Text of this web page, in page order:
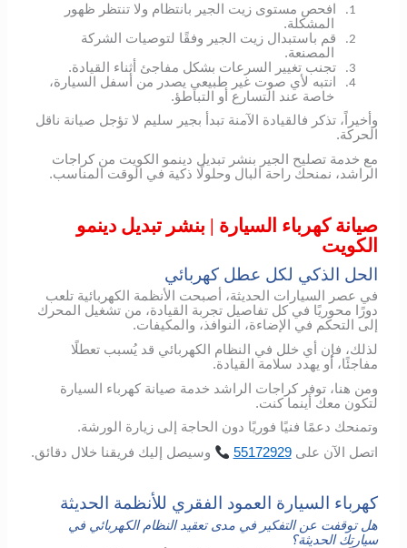
1.
افحص مستوى زيت الجير بانتظام ولا تنتظر ظهور
المشكلة.
2.
قم باستبدال زيت الجير وفقًا لتوصيات الشركة
المصنعة.
3. تجنب تغيير السرعات بشكل مفاجئ أثناء القيادة.
4.
انتبه لأي صوت غير طبيعي يصدر من أسفل السيارة،
خاصة عند التسارع أو التباطؤ.
وأخيراً، تذكر فالقيادة الآمنة تبدأ بجير سليم لا تؤجل صيانة ناقل
الحركة.
مع خدمة تصليح الجير بنشر تبديل دينمو الكويت من كراجات
الراشد، نمنحك راحة البال وحلولًا ذكية في الوقت المناسب.
صيانة كهرباء السيارة | بنشر تبديل دينمو
الكويت
الحل الذكي لكل عطل كهربائي
في عصر السيارات الحديثة، أصبحت الأنظمة الكهربائية تلعب
دورًا محوريًا في كل تفاصيل تجربة القيادة، من تشغيل المحرك
إلى التحكم في الإضاءة، النوافذ، والمكيفات.
لذلك، فإن أي خلل في النظام الكهربائي قد يُسبب تعطلًا
مفاجئًا، أو يهدد سلامة القيادة.
ومن هنا، توفر كراجات الراشد خدمة صيانة كهرباء السيارة
لتكون معك أينما كنت.
وتمنحك دعمًا فنيًا فوريًا دون الحاجة إلى زيارة الورشة.
اتصل
الآن على 55172929 وسيصل إليك فريقنا خلال دقائق.
كهرباء السيارة العمود الفقري للأنظمة الحديثة
هل توقفت عن التفكير في مدى تعقيد النظام الكهربائي في
سيارتك الحديثة؟